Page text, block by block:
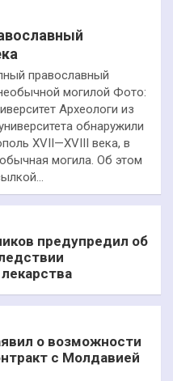
православный
могилой Фото:
Археологи из
обнаружили
XVII—XVIII века, в
могила. Об этом
предупредил об
о возможности
с Молдавией